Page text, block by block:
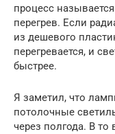
процесс
перегрев. Если
из дешевого
перегревается, и
быстрее.
Я заметил, что
потолочные
через полгода. В